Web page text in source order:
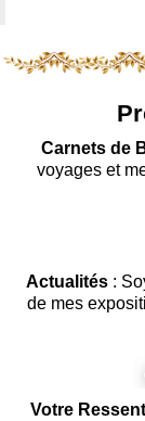
Carnets de
voyages et
Actualités :
de mes
Votre